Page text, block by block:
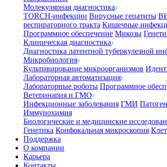
Молекулярная диагностика
TORCH-инфекции Вирусные гепатиты
респираторного тракта Кишечные
Программное обеспечение Микозы
Клиническая диагностика
Диагностика латентной туберкулезной
Микробиология
Культивирование микроорганизмов
Лабораторная автоматизация
Лабораторные роботы Программное
Ветеринария и ГМО
Инфекционные заболевания ГМИ
Иммунохимия
Биологические и медицинские
Генетика Конфокальная микроскопия
Поддержка
О компании
Карьера
Контакты